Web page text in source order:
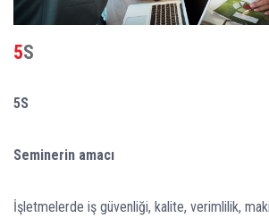
5S
5S
Seminerin amacı
İşletmelerde iş güvenliği, kalite, verimlilik,